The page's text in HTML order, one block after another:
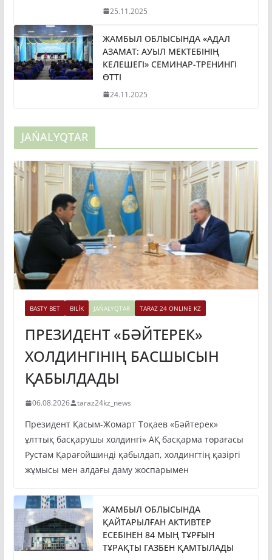
25.11.2025
ЖАМБЫЛ ОБЛЫСЫНДА «АДАЛ
АЗАМАТ: АУЫЛ МЕКТЕБІНІҢ
КЕЛЕШЕГІ» СЕМИНАР-ТРЕНИНГІ
ӨТТІ
24.11.2025
JAŃALYQTAR
BASTY BET BILİK JAŃALYQTAR TARAZ 24 ONLINE KZ
ПРЕЗИДЕНТ «БӘЙТЕРЕК»
ХОЛДИНГІНІҢ БАСШЫСЫН
ҚАБЫЛДАДЫ
06.08.2026 taraz24kz_news
Президент Қасым-Жомарт Тоқаев «Бәйтерек»
ұлттық басқарушы холдингі» АҚ басқарма төрағасы
Рустам Қарағойшинді қабылдап, холдингтің қазіргі
жұмысы мен алдағы даму жоспарымен
ЖАМБЫЛ ОБЛЫСЫНДА
ҚАЙТАРЫЛҒАН АКТИВТЕР
ЕСЕБІНЕН 84 МЫҢ ТҰРҒЫН
ТҰРАҚТЫ ГАЗБЕН ҚАМТЫЛАДЫ